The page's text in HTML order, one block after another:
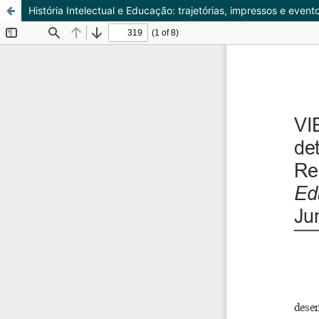
História Intelectual e Educação: trajetórias, impressos e